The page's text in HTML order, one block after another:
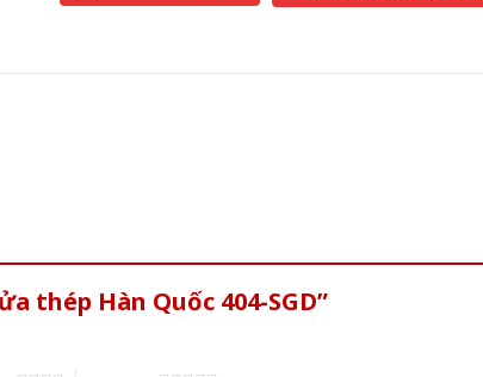
thép Hàn Quốc 404-SGD”